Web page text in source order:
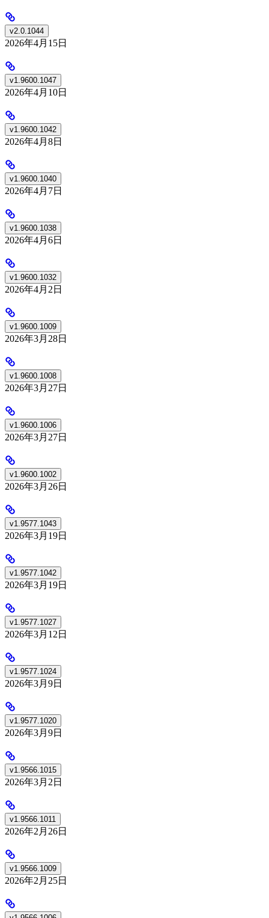
v2.0.1044
2026年4月15日
v1.9600.1047
2026年4月10日
v1.9600.1042
2026年4月8日
v1.9600.1040
2026年4月7日
v1.9600.1038
2026年4月6日
v1.9600.1032
2026年4月2日
v1.9600.1009
2026年3月28日
v1.9600.1008
2026年3月27日
v1.9600.1006
2026年3月27日
v1.9600.1002
2026年3月26日
v1.9577.1043
2026年3月19日
v1.9577.1042
2026年3月19日
v1.9577.1027
2026年3月12日
v1.9577.1024
2026年3月9日
v1.9577.1020
2026年3月9日
v1.9566.1015
2026年3月2日
v1.9566.1011
2026年2月26日
v1.9566.1009
2026年2月25日